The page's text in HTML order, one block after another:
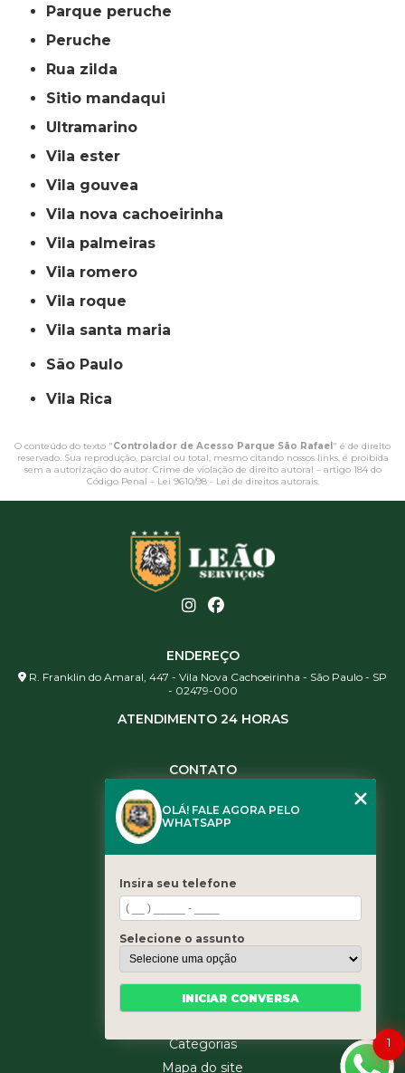
parque peruche
peruche
rua zilda
sitio mandaqui
ultramarino
vila ester
vila gouvea
vila nova cachoeirinha
vila palmeiras
vila romero
vila roque
vila santa maria
São Paulo
Vila Rica
O conteúdo do texto "Controlador de Acesso Parque São Rafael" é de direito
reservado. Sua reprodução, parcial ou total, mesmo citando nossos links, é proibida
sem a autorização do autor. Crime de violação de direito autoral – artigo 184 do
Código Penal – Lei 9610/98 - Lei de direitos autorais.
ENDEREÇO
R. Franklin do Amaral, 447 - Vila Nova Cachoeirinha - São Paulo - SP
- 02479-000
ATENDIMENTO 24 HORAS
CONTATO
(11) 3461-5871
contato@leaoservicos.com.br
Home
Quem somos
Serviços
Blog
Categorias
Mapa do site
1
OLÁ! FALE AGORA PELO
WHATSAPP
Insira seu telefone
Selecione o assunto
INICIAR CONVERSA